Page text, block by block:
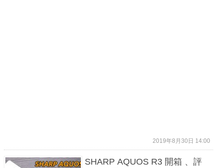
2019年8月30日 14:00
SHARP AQUOS R3 開箱 、評